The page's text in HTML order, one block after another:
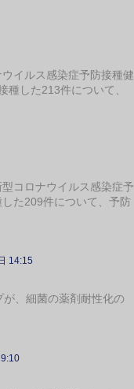
イルス感染症予防接種健
した213件について、
コロナウイルス感染症予
た209件について、予防
14:15
、細菌の薬剤耐性化の